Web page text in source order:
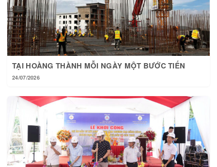
TẠI HOÀNG THÀNH MỖI NGÀY MỘT BƯỚC TIẾN
24/07/2026